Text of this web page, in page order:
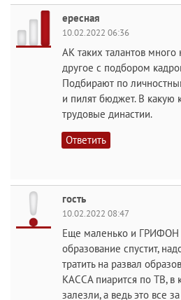
ересная
10.02.2022 06:36
АК таких талантов много
другое с подбором
Подбирают по
и пилят бюджет. В какую
трудовые династии.
Ответить
гость
10.02.2022 08:47
Еще маленько и ГРИФОН
образование спустит,
тратить на развал
КАССА пиарится по ТВ, в
залезли, а ведь это все